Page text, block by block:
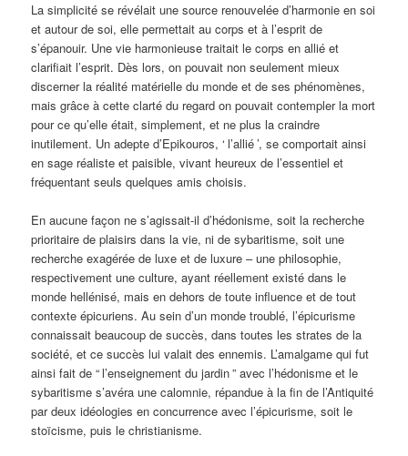
La simplicité se révélait une source renouvelée d’harmonie en soi
et autour de soi, elle permettait au corps et à l’esprit de
s’épanouir. Une vie harmonieuse traitait le corps en allié et
clarifiait l’esprit. Dès lors, on pouvait non seulement mieux
discerner la réalité matérielle du monde et de ses phénomènes,
mais grâce à cette clarté du regard on pouvait contempler la mort
pour ce qu’elle était, simplement, et ne plus la craindre
inutilement. Un adepte d’Epikouros, ‘ l’allié’, se comportait ainsi
en sage réaliste et paisible, vivant heureux de l’essentiel et
fréquentant seuls quelques amis choisis.
En aucune façon ne s’agissait-il d’hédonisme, soit la recherche
prioritaire de plaisirs dans la vie, ni de sybaritisme, soit une
recherche exagérée de luxe et de luxure – une philosophie,
respectivement une culture, ayant réellement existé dans le
monde hellénisé, mais en dehors de toute influence et de tout
contexte épicuriens. Au sein d’un monde troublé, l’épicurisme
connaissait beaucoup de succès, dans toutes les strates de la
société, et ce succès lui valait des ennemis. L’amalgame qui fut
ainsi fait de “l’enseignement du jardin” avec l’hédonisme et le
sybaritisme s’avéra une calomnie, répandue à la fin de l’Antiquité
par deux idéologies en concurrence avec l’épicurisme, soit le
stoïcisme, puis le christianisme.